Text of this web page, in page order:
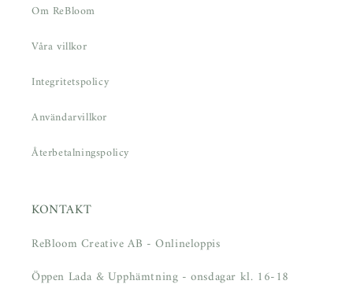
Om ReBloom
Våra villkor
Integritetspolicy
Användarvillkor
Återbetalningspolicy
KONTAKT
ReBloom Creative AB - Onlineloppis
Öppen Lada & Upphämtning - onsdagar kl. 16-18